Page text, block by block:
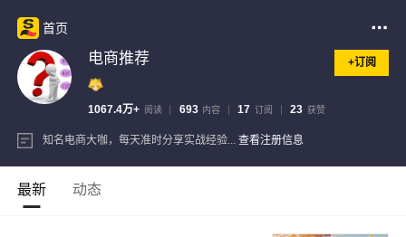
首页
电商推荐 +订阅
1067.4万+ 阅读 693 内容 17 订阅 23 获赞
知名电商大咖，每天准时分享实战经验... 查看注册信息
最新 动态